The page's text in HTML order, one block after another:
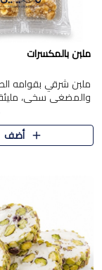
ملبن بالمكسرات
ملبن شرقي بقوامه
والمضغي سخي،
بتشكيلة فاخرة من
قرمشة مميزة مرضية
أضف